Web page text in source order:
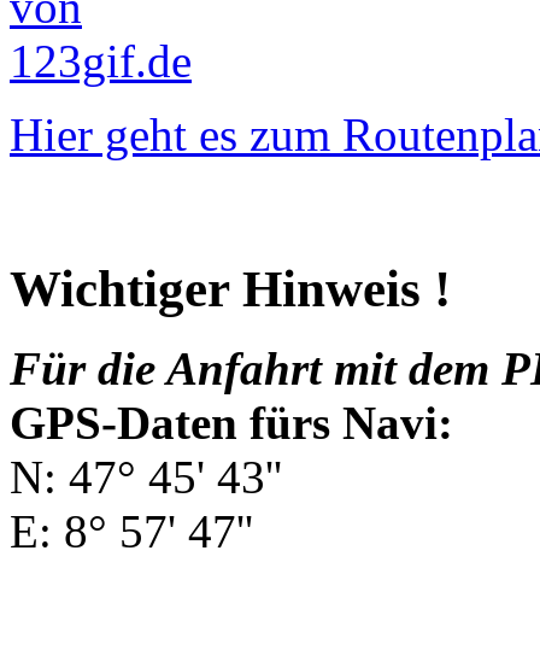
Hier geht es zum
Wichtiger Hinweis !
Für die Anfahrt mit dem
GPS-Daten fürs Navi:
N: 47° 45' 43''
E: 8° 57' 47''